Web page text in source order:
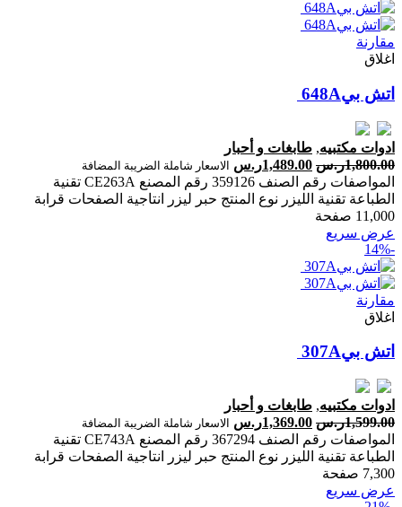
مقارنة
اغلاق
ادوات مكتبيه, طابغات و أحبار
1,800.00ر.س 1,489.00ر.س الاسعار شاملة الضريبة المضافة
المواصفات رقم الصنف 359126 رقم المصنع CE263A تقنية
الطباعة تقنية الليزر نوع المنتج حبر ليزر انتاجية الصفحات ‎قرابة
11,000 صفحة‎
عرض سريع
-14%
مقارنة
اغلاق
ادوات مكتبيه, طابغات و أحبار
1,599.00ر.س 1,369.00ر.س الاسعار شاملة الضريبة المضافة
المواصفات رقم الصنف 367294 رقم المصنع CE743A تقنية
الطباعة تقنية الليزر نوع المنتج حبر ليزر انتاجية الصفحات ‎قرابة
7,300 صفحة‎
عرض سريع